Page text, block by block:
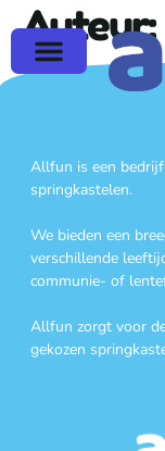
Auteur:
Allfun is een
springkastelen.
We bieden een
verschillende
communie- of
Allfun zorgt voor
gekozen